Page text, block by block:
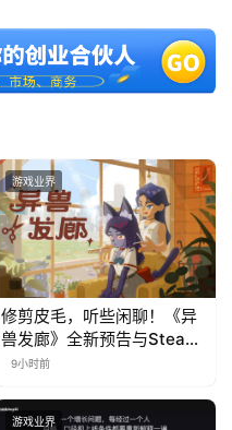
游戏业界
修剪皮毛，听些闲聊！《异
兽发廊》全新预告与Steam
免费试玩公开
9小时前
游戏业界